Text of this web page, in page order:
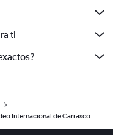
ti
Internacional de Carrasco